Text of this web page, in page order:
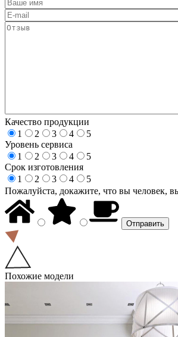
Качество продукции
1
2 3 4
5
Уровень сервиса
1
2 3 4
5
Срок изготовления
1
2 3 4
5
Пожалуйста, докажите, что вы человек,
Похожие модели